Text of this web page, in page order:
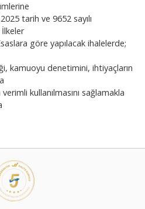
tarih ve 9652 sayılı
İlkeler
göre yapılacak ihalelerde;
kamuoyu denetimini, ihtiyaçların
verimli kullanılmasını sağlamakla